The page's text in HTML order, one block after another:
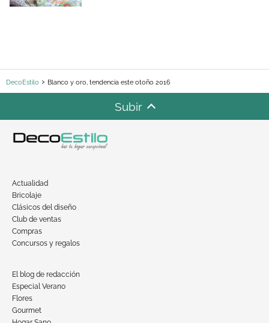
DecoEstilo Blanco y oro, tendencia este otoño 2016
Subir
Actualidad
Bricolaje
Clásicos del diseño
Club de ventas
Compras
Concursos y regalos
El blog de redacción
Especial Verano
Flores
Gourmet